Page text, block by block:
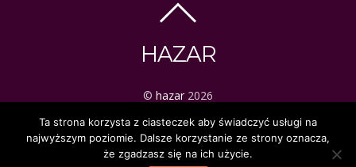
HAZAR
© hazar 2026
ezoteryka | tarot | mistyka
Ta strona korzysta z ciasteczek aby świadczyć usługi na
najwyższym poziomie. Dalsze korzystanie ze strony oznacza,
że zgadzasz się na ich użycie.